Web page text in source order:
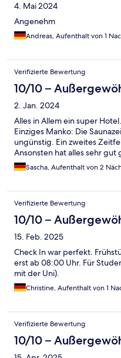
4. Mai 2024
Angenehm
Andreas, Aufenthalt von 1
Verifizierte Bewertung
10/10 –
2. Jan. 2024
Alles in Allem ein super
Einziges Manko: Die
ungünstig. Ein zweites
Ansonsten hat alles sehr gut
Sascha, Aufenthalt von 2
Verifizierte Bewertung
10/10 –
15. Feb. 2025
Check In war perfekt.
erst ab 08:00 Uhr. Für
mit der Uni).
Christine, Aufenthalt von 1
Verifizierte Bewertung
10/10 –